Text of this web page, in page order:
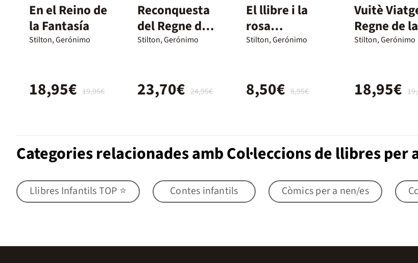
En el Reino de
la Fantasía
Stilton, Gerónimo
19,95€
18,95€
Reconquesta
del Regne de
la Fantasia.
Stilton, Gerónimo
24,95€
23,70€
El llibre i la
rosa
(Geronimo
Stilton, Gerónimo
8,95€
8,50€
Vuitè
Regne de la
Fantasia
Stilton, Gerónimo
18,95€
Categories relacionades amb Col·leccions de llibres per
Llibres Infantils TOP ⭐ Contes infantils Còmics per a nen/es